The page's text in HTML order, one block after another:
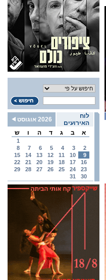
לוח
האירועים
2026 אוגוסט
א
ב ג ד ה ו ש
1
2
3
4
5
6
7
8
9
10
11
12
13
14
15
16
17
18
19
20
21
22
23
24
25
26
27
28
29
30
31